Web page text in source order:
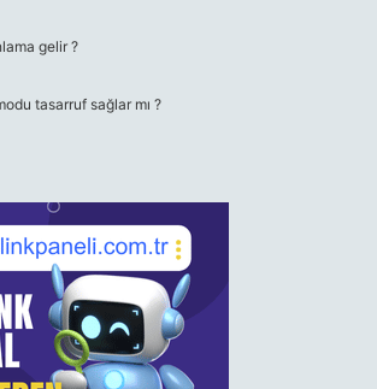
gelir ?
tasarruf sağlar mı ?